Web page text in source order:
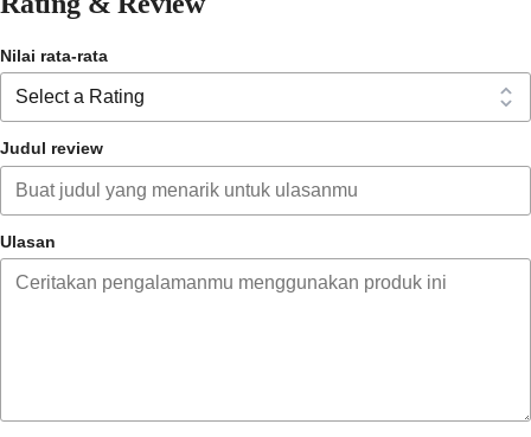
melembabkan memperbaiki tekstur kulit antiseptik
Nilai rata-rata
Judul review
Ulasan